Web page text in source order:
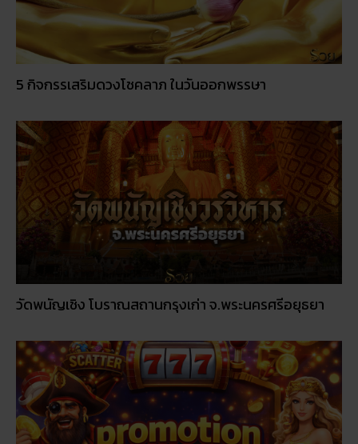
5 กิจกรรเสริมดวงโชคลาภ ในวันออกพรรษา
วัดพนัญเชิง โบราณสถานกรุงเก่า จ.พระนครศรีอยุธยา